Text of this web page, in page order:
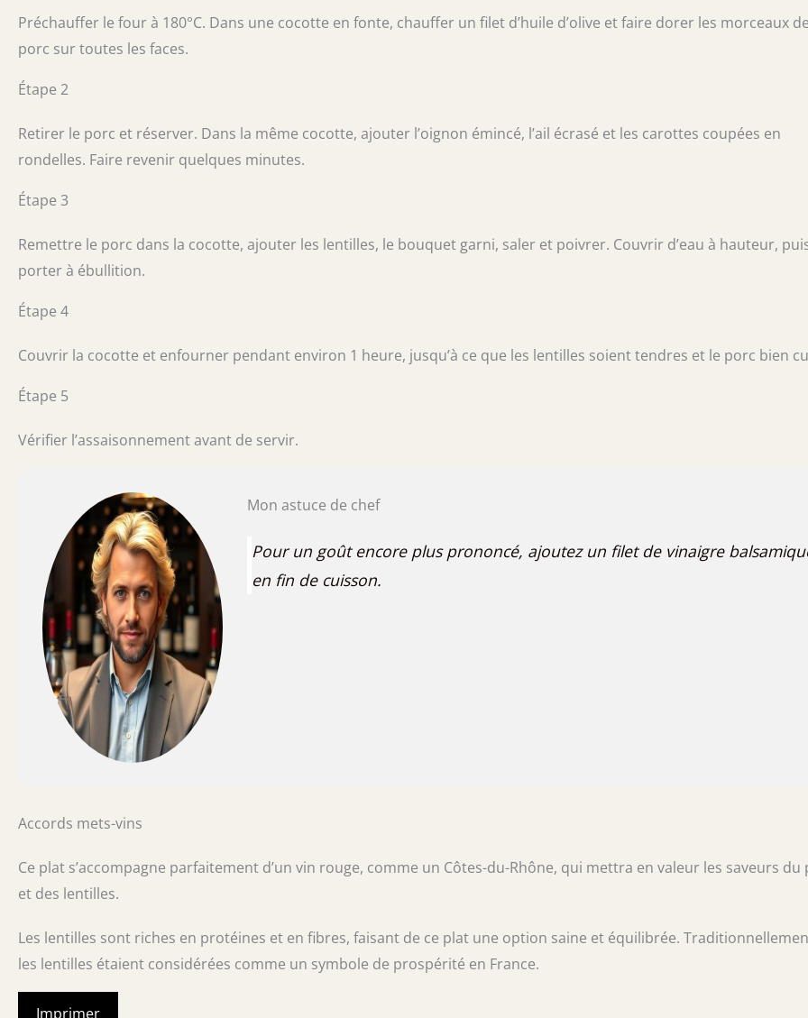
Préchauffer le four à 180°C. Dans une cocotte en fonte, chauffer un filet d’huile d’olive et faire dorer les morceaux
porc sur toutes les faces.
Étape 2
Retirer le porc et réserver. Dans la même cocotte, ajouter l’oignon émincé, l’ail écrasé et les carottes coupées en
rondelles. Faire revenir quelques minutes.
Étape 3
Remettre le porc dans la cocotte, ajouter les lentilles, le bouquet garni, saler et poivrer. Couvrir d’eau à hauteur,
porter à ébullition.
Étape 4
Couvrir la cocotte et enfourner pendant environ 1 heure, jusqu’à ce que les lentilles soient tendres et le porc bien
Étape 5
Vérifier l’assaisonnement avant de servir.
Mon astuce de chef
Pour un goût encore plus prononcé, ajoutez un filet de vinaigre
en fin de cuisson.
Accords mets-vins
Ce plat s’accompagne parfaitement d’un vin rouge, comme un Côtes-du-Rhône, qui mettra en valeur les saveurs du
et des lentilles.
Les lentilles sont riches en protéines et en fibres, faisant de ce plat une option saine et équilibrée.
les lentilles étaient considérées comme un symbole de prospérité en France.
Imprimer